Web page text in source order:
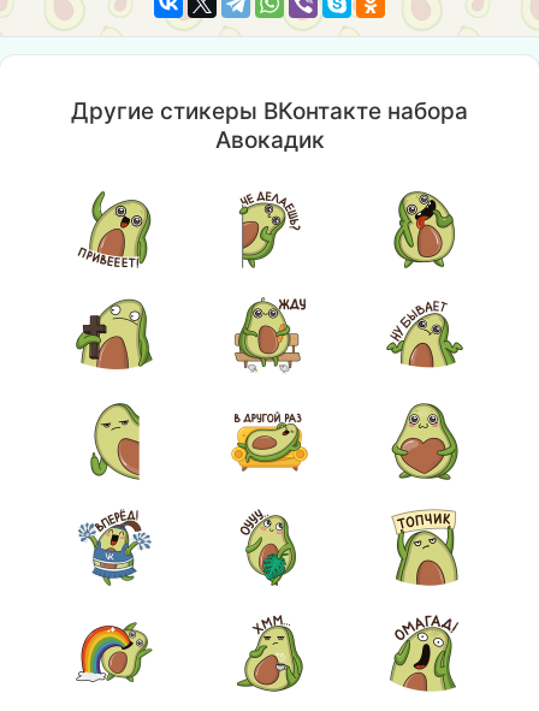
Другие стикеры ВКонтакте набора
Авокадик